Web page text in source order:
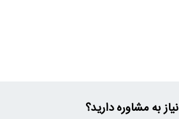
نیاز به مشاوره دارید؟